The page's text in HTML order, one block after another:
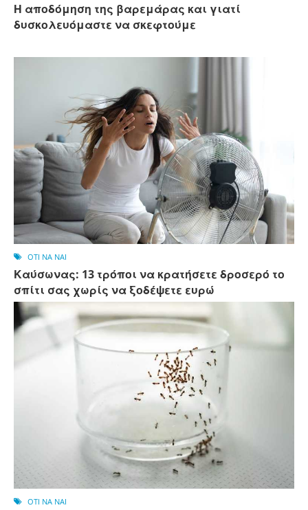
Η αποδόμηση της βαρεμάρας και γιατί
δυσκολευόμαστε να σκεφτούμε
OTI NA NAI
Καύσωνας: 13 τρόποι να κρατήσετε δροσερό το
σπίτι σας χωρίς να ξοδέψετε ευρώ
OTI NA NAI